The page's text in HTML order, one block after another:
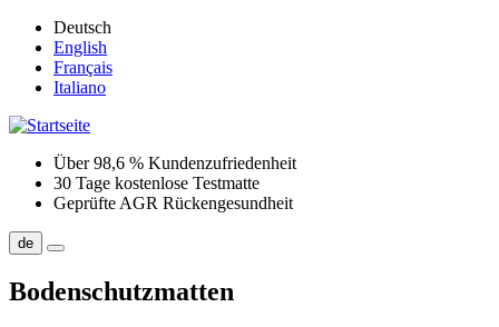
Deutsch
English
Français
Italiano
Über 98,6 % Kundenzufriedenheit
30 Tage kostenlose Testmatte
Geprüfte AGR Rückengesundheit
de
Bodenschutzmatten